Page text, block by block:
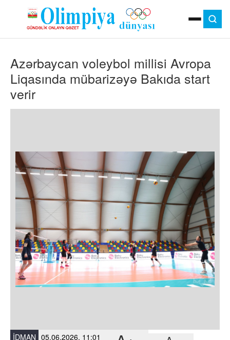
MOK
OLIMPIYA OYUNLARI
ÇAP VERSIYASI
TV
VIDEO
DIGƏR
Azərbaycan voleybol millisi Avropa
Liqasında mübarizəyə Bakıda start
verir
İDMAN 05.06.2026, 11:01